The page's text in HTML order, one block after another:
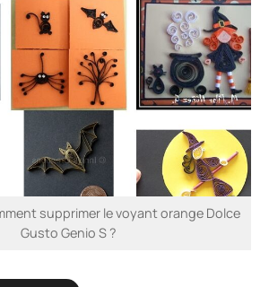
supprimer le voyant orange Dolce
Gusto Genio S ?